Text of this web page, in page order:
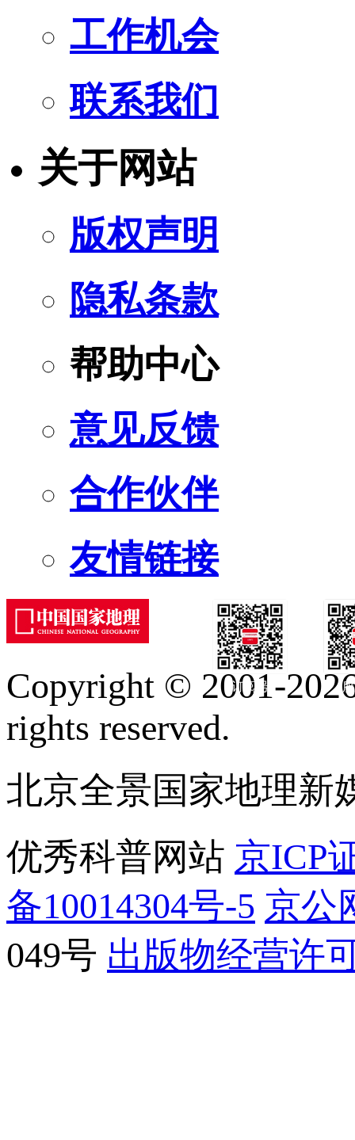
工作机会
联系我们
关于网站
版权声明
隐私条款
帮助中心
意见反馈
合作伙伴
友情链接
订阅号
Copyright © 2001-
rights reserved.
北京全景国家地理新
优秀科普网站 京ICP
备10014304号-5 京公
049号 出版物经营许